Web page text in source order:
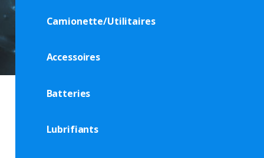
Camionette/Utilitaires
Accessoires
Batteries
Lubrifiants